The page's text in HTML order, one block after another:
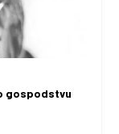
gospodstvu